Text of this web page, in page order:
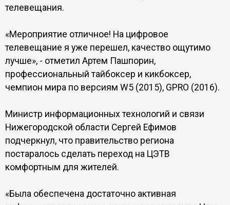
телевещания.
«Мероприятие отличное! На цифровое
телевещание я уже перешел, качество ощутимо
лучше», - отметил Артем Пашпорин,
профессиональный тайбоксер и кикбоксер,
чемпион мира по версиям W5 (2015), GPRO (2016).
Министр информационных технологий и связи
Нижегородской области Сергей Ефимов
подчеркнул, что правительство региона
постаралось сделать переход на ЦЭТВ
комфортным для жителей.
«Была обеспечена достаточно активная